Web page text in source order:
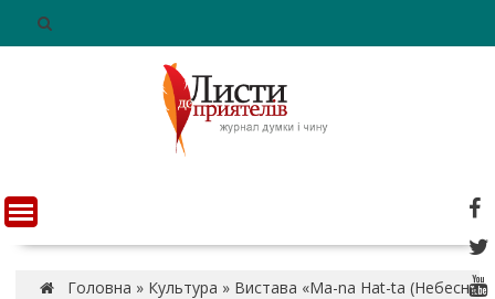
n
t
Головна » Культура » Вистава «Ma-na Hat-ta (Небесна